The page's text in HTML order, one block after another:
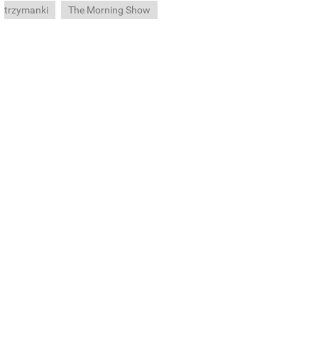
trzymanki
The Morning Show